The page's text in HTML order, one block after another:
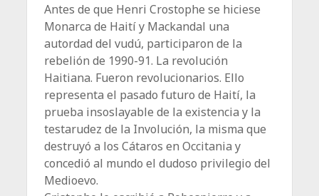
Antes de que Henri Crostophe se hiciese
Monarca de Haití y Mackandal una
autordad del vudú, participaron de la
rebelión de 1990-91. La revolución
Haitiana. Fueron revolucionarios. Ello
representa el pasado futuro de Haití, la
prueba insoslayable de la existencia y la
testarudez de la Involución, la misma que
destruyó a los Cátaros en Occitania y
concedió al mundo el dudoso privilegio del
Medioevo.